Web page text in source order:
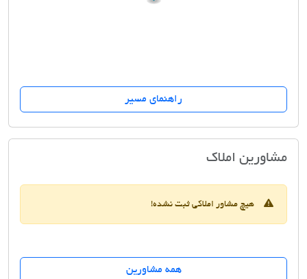
راهنمای مسیر
مشاورین املاکاملاک احمدی
هیچ مشاور املاکی ثبت نشده!
همه مشاورین